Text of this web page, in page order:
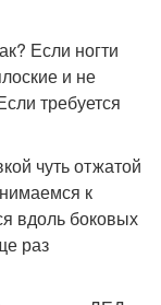
Если ногти
и не
требуется
чуть отжатой
к
вдоль боковых
раз